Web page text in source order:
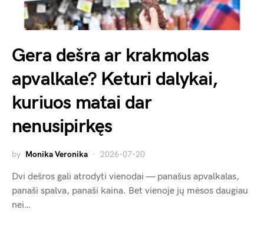
Gera dešra ar krakmolas
apvalkale? Keturi dalykai,
kuriuos matai dar
nenusipirkęs
by Monika Veronika 2026-07-20
Dvi dešros gali atrodyti vienodai — panašus apvalkalas,
panaši spalva, panaši kaina. Bet vienoje jų mėsos daugiau
nei…